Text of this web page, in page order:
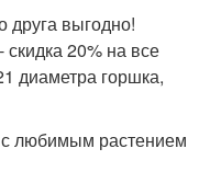
друга выгодно!
20% на все
диаметра горшка,
с любимым растением